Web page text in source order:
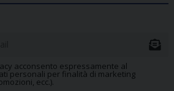
acconsento espressamente al
personali per finalità di marketing
ecc.).